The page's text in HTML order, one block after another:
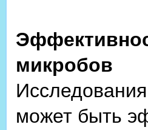
микробов
может быть